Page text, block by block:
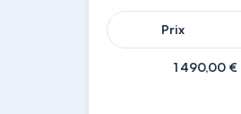
Prix
1 490,00 €